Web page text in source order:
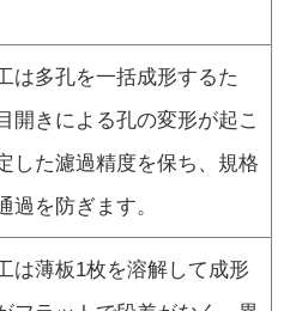
は多孔を一括成形するた
開きによる孔の変形が起こ
した濾過精度を保ち、規格
過を防ぎます。
は薄板1枚を溶解して成形